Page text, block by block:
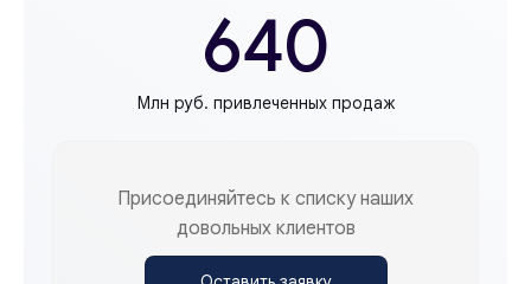
640
Млн руб. привлеченных продаж
Присоединяйтесь к списку наших
довольных клиентов